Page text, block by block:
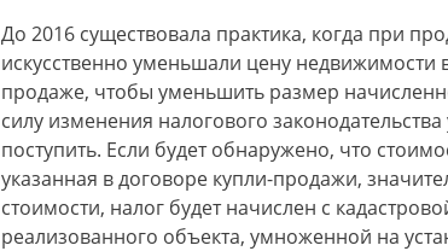
До 2016 существовала практика, когда при
искусственно уменьшали цену недвижимости
продаже, чтобы уменьшить размер
силу изменения налогового
поступить. Если будет обнаружено, что
указанная в договоре купли-продажи,
стоимости, налог будет начислен с
реализованного объекта, умноженной на